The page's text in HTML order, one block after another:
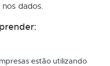
dados.
estão utilizando